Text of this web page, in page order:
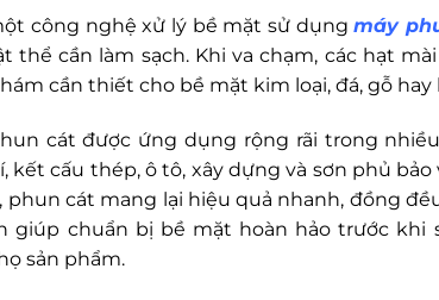
công nghệ xử lý bề mặt sử dụngmáy
thể cần làm sạch. Khi va chạm, các hạt
cần thiết cho bề mặt kim loại, đá, gỗ hay
cát được ứng dụng rộng rãi trong
kết cấu thép, ô tô, xây dựng và sơn phủ
cát mang lại hiệu quả nhanh, đồng
giúp chuẩn bị bề mặt hoàn hảo trước khi
sản phẩm.